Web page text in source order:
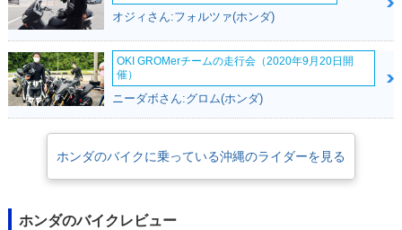
オジィさん:フォルツァ(ホンダ)
OKI GROMerチームの走行会（2020年9月20日開
催）
ニーダボさん:グロム(ホンダ)
ホンダのバイクに乗っている沖縄のライダーを見る
ホンダのバイクレビュー